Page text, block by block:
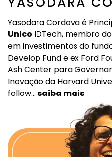
Yasodara Cordova é
Unico IDTech, membro
em investimentos do
Develop Fund e ex Ford
Ash Center para
Inovação da Harvard
fellow… saiba mais